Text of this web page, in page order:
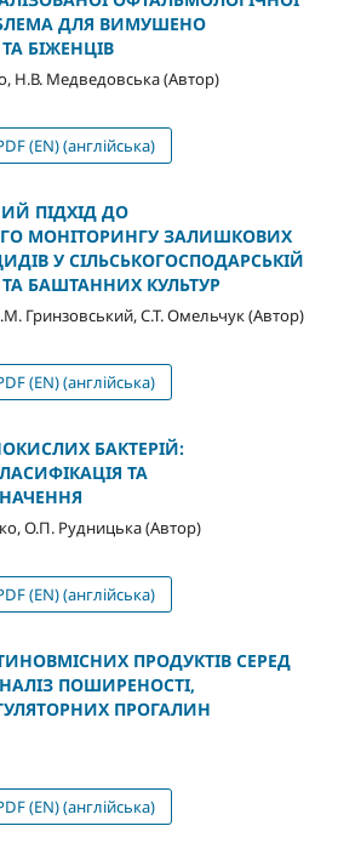
ДЛЯ ВИМУШЕНО
БІЖЕНЦІВ
Н.В. Медведовська (Автор)
(EN) (англійська)
ПІДХІД ДО
МОНІТОРИНГУ ЗАЛИШКОВИХ
У СІЛЬСЬКОГОСПОДАРСЬКІЙ
БАШТАННИХ КУЛЬТУР
Гринзовський, С.Т. Омельчук (Автор)
(EN) (англійська)
БАКТЕРІЙ:
ТА
О.П. Рудницька (Автор)
(EN) (англійська)
ПРОДУКТІВ СЕРЕД
ПОШИРЕНОСТІ,
ПРОГАЛИН
(EN) (англійська)